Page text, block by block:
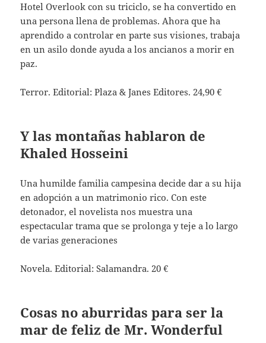
Hotel Overlook con su triciclo, se ha convertido en
una persona llena de problemas. Ahora que ha
aprendido a controlar en parte sus visiones, trabaja
en un asilo donde ayuda a los ancianos a morir en
paz.
Terror. Editorial: Plaza & Janes Editores. 24,90 €
Y las montañas hablaron de
Khaled Hosseini
Una humilde familia campesina decide dar a su hija
en adopción a un matrimonio rico. Con este
detonador, el novelista nos muestra una
espectacular trama que se prolonga y teje a lo largo
de varias generaciones
Novela. Editorial: Salamandra. 20 €
Cosas no aburridas para ser la
mar de feliz de Mr. Wonderful